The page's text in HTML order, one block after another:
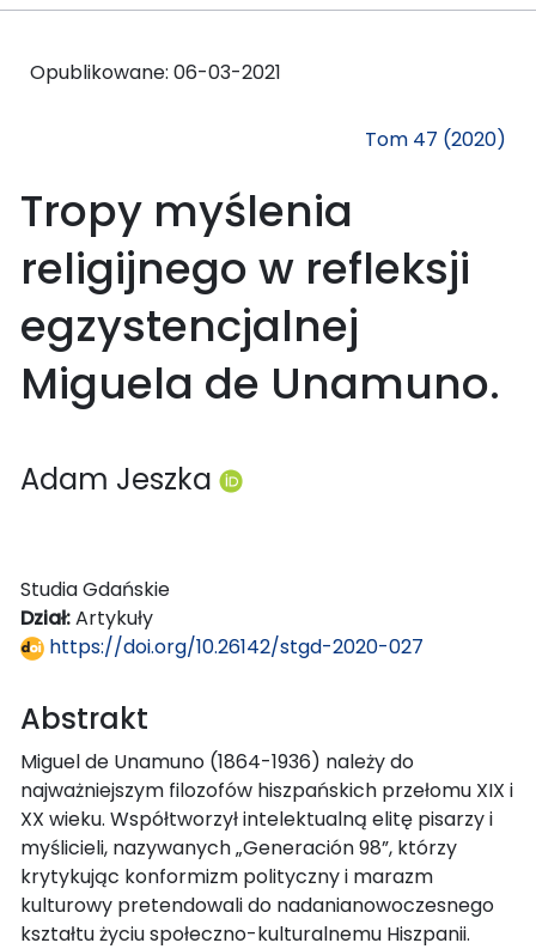
Opublikowane: 06-03-2021
Tom 47 (2020)
Tropy myślenia
religijnego w refleksji
egzystencjalnej
Miguela de Unamuno.
Adam Jeszka
Studia Gdańskie
Dział:Artykuły
https://doi.org/10.26142/stgd-2020-027
Abstrakt
Miguel de Unamuno (1864-1936) należy do
najważniejszym filozofów hiszpańskich przełomu XIX i
XX wieku. Współtworzył intelektualną elitę pisarzy i
myślicieli, nazywanych „Generación 98”, którzy
krytykując konformizm polityczny i marazm
kulturowy pretendowali do nadanianowoczesnego
kształtu życiu społeczno-kulturalnemu Hiszpanii.